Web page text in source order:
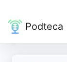
Podteca